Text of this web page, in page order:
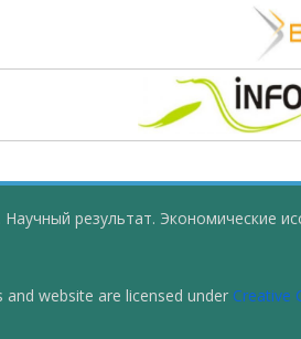
результат. Экономические
website are licensed under Creative